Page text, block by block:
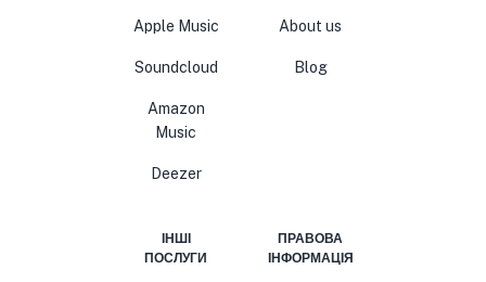
Apple Music
Soundcloud
Amazon
Music
Deezer
About us
Blog
ІНШІ
ПОСЛУГИ
ПРАВОВА
ІНФОРМАЦІЯ